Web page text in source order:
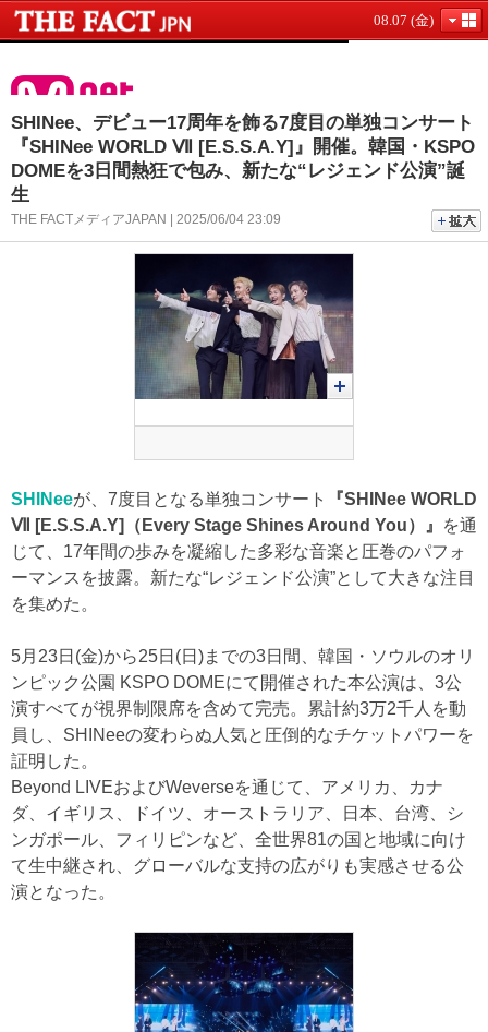
08.07 (金)
SHINee、デビュー17周年を飾る7度目の単独コンサート
『SHINee WORLD Ⅶ [E.S.S.A.Y]』開催。韓国・KSPO
DOMEを3日間熱狂で包み、新たな“レジェンド公演”誕
生
THE FACTメディアJAPAN | 2025/06/04 23:09
SHINeeが、7度目となる単独コンサート
『SHINee WORLD
Ⅶ [E.S.S.A.Y]（Every Stage Shines Around You）』
を通
じて、17年間の歩みを凝縮した多彩な音楽と圧巻のパフォ
ーマンスを披露。新たな“レジェンド公演”として大きな注目
を集めた。
5月23日(金)から25日(日)までの3日間、韓国・ソウルのオリ
ンピック公園 KSPO DOMEにて開催された本公演は、3公
演すべてが視界制限席を含めて完売。累計約3万2千人を動
員し、SHINeeの変わらぬ人気と圧倒的なチケットパワーを
証明した。
Beyond LIVEおよびWeverseを通じて、アメリカ、カナ
ダ、イギリス、ドイツ、オーストラリア、日本、台湾、シ
ンガポール、フィリピンなど、全世界81の国と地域に向け
て生中継され、グローバルな支持の広がりも実感させる公
演となった。